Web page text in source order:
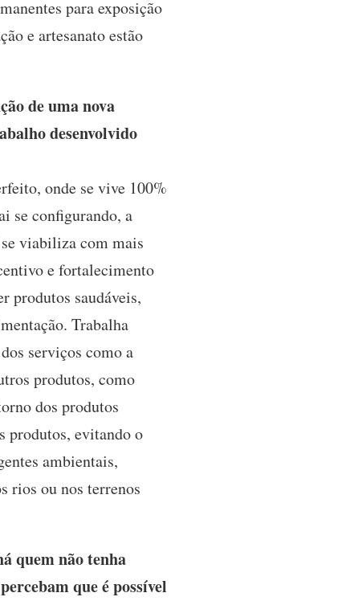
para exposição
e artesanato estão
de uma nova
desenvolvido
onde se vive 100%
se configurando, a
viabiliza com mais
e fortalecimento
produtos saudáveis,
Trabalha
serviços como a
produtos, como
dos produtos
produtos, evitando o
ambientais,
rios ou nos terrenos
quem não tenha
que é possível